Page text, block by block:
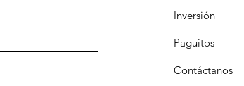
Inversión
Paguitos
Contáctanos